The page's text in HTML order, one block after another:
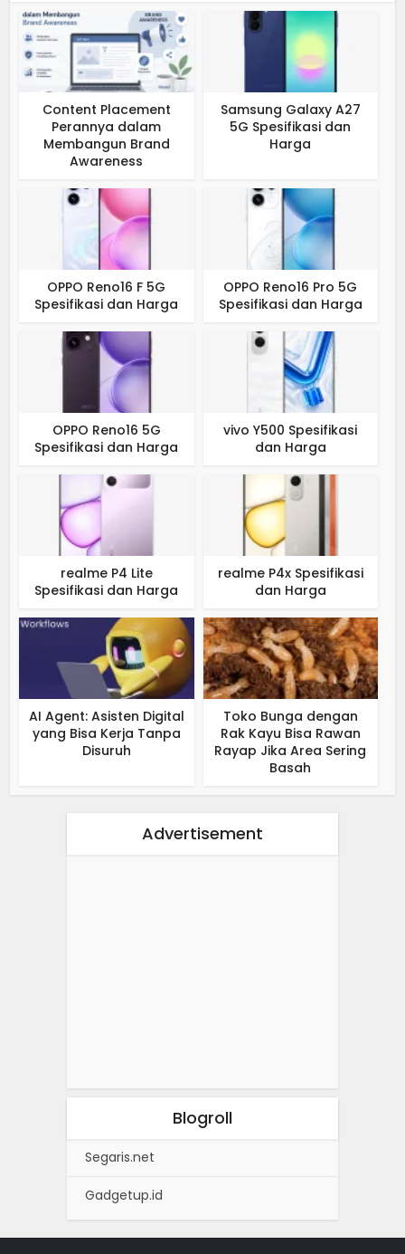
Content Placement
Perannya dalam
Membangun Brand
Awareness
Samsung Galaxy A27
5G Spesifikasi dan
Harga
OPPO Reno16 F 5G
Spesifikasi dan Harga
OPPO Reno16 Pro 5G
Spesifikasi dan Harga
OPPO Reno16 5G
Spesifikasi dan Harga
vivo Y500 Spesifikasi
dan Harga
realme P4 Lite
Spesifikasi dan Harga
realme P4x Spesifikasi
dan Harga
AI Agent: Asisten Digital
yang Bisa Kerja Tanpa
Disuruh
Toko Bunga dengan
Rak Kayu Bisa Rawan
Rayap Jika Area Sering
Basah
Advertisement
Blogroll
Segaris.net
Gadgetup.id